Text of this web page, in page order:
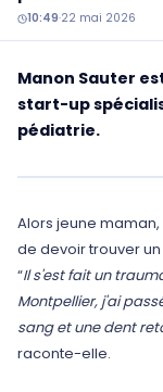
10:49·22 mai 2026
Manon Sauter
start-up
pédiatrie.
Alors jeune
de devoir trouver
“Il s'est fait un
Montpellier, j'ai
sang et une dent
raconte-elle.